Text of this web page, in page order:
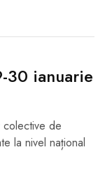
30 ianuarie
colective de
la nivel național